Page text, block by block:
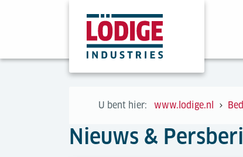
U bent hier: www.lodige.nl
Nieuws &